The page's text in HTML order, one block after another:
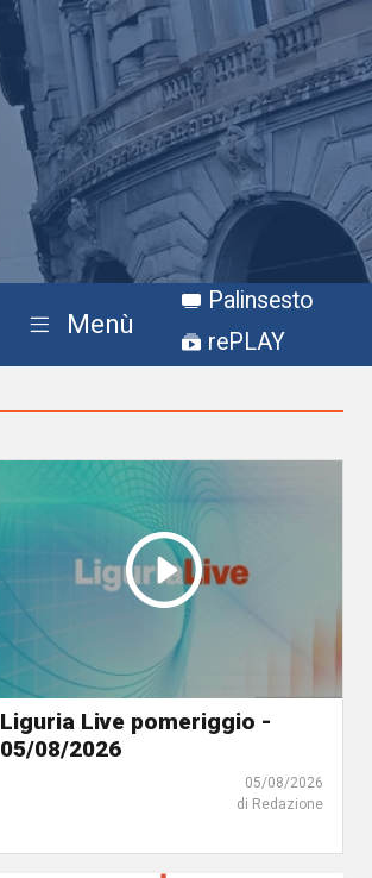
Menù
Palinsesto
rePLAY
Liguria Live pomeriggio -
05/08/2026
05/08/2026
di Redazione